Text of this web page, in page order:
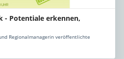
- Potentiale erkennen,
Regionalmanagerin veröffentlichte